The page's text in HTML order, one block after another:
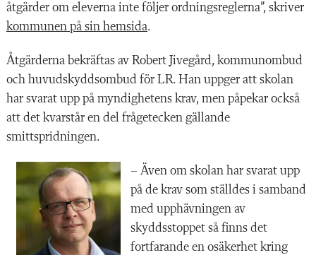
åtgärder om eleverna inte följer ordningsreglerna”, skriver
kommunen på sin hemsida.
Åtgärderna bekräftas av Robert Jivegård, kommunombud
och huvudskyddsombud för LR. Han uppger att skolan
har svarat upp på myndighetens krav, men påpekar också
att det kvarstår en del frågetecken gällande
smittspridningen.
– Även om skolan har svarat upp
på de krav som ställdes i samband
med upphävningen av
skyddsstoppet så finns det
fortfarande en osäkerhet kring